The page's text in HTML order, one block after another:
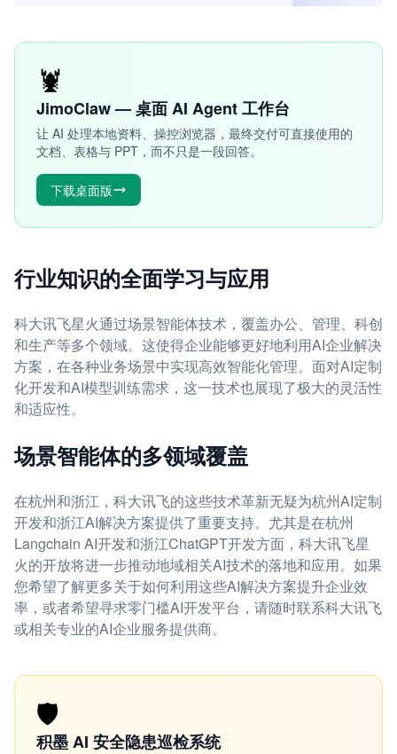
🦞
JimoClaw — 桌面 AI Agent 工作台
让 AI 处理本地资料、操控浏览器，最终交付可直接使用的
文档、表格与 PPT，而不只是一段回答。
下载桌面版
行业知识的全面学习与应用
科大讯飞星火通过场景智能体技术，覆盖办公、管理、科创
和生产等多个领域。这使得企业能够更好地利用AI企业解决
方案，在各种业务场景中实现高效智能化管理。面对AI定制
化开发和AI模型训练需求，这一技术也展现了极大的灵活性
和适应性。
场景智能体的多领域覆盖
在杭州和浙江，科大讯飞的这些技术革新无疑为杭州AI定制
开发和浙江AI解决方案提供了重要支持。尤其是在杭州
Langchain AI开发和浙江ChatGPT开发方面，科大讯飞星
火的开放将进一步推动地域相关AI技术的落地和应用。如果
您希望了解更多关于如何利用这些AI解决方案提升企业效
率，或者希望寻求零门槛AI开发平台，请随时联系科大讯飞
或相关专业的AI企业服务提供商。
🛡️
积墨 AI 安全隐患巡检系统